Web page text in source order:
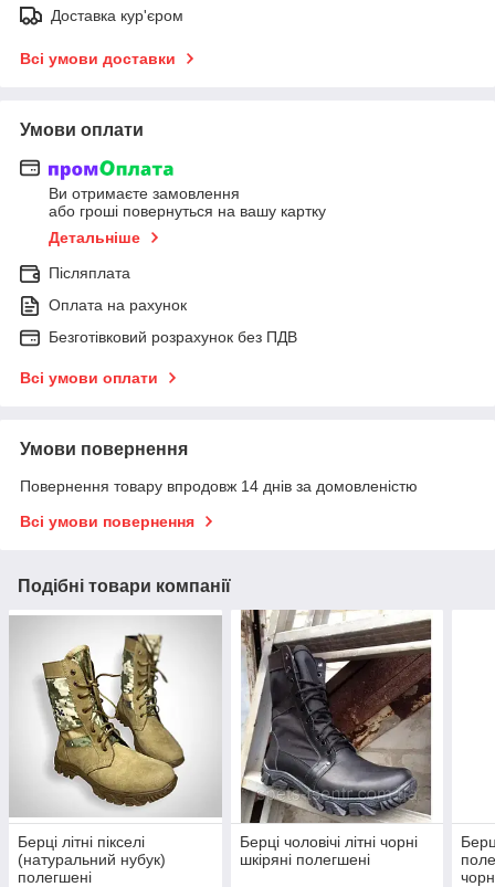
Доставка кур'єром
Всі умови доставки
Умови оплати
Ви отримаєте замовлення
або гроші повернуться на вашу картку
Детальніше
Післяплата
Оплата на рахунок
Безготівковий розрахунок без ПДВ
Всі умови оплати
Умови повернення
Повернення товару впродовж 14 днів за домовленістю
Всі умови повернення
Подібні товари компанії
Берці літні пікселі
(натуральний нубук)
полегшені
Берці чоловічі літні чорні
шкіряні полегшені